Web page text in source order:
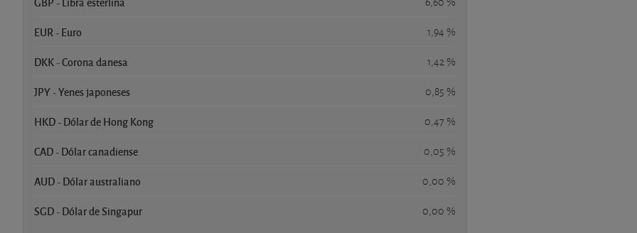
EUR - Euro 1,94 %
DKK - Corona danesa 1,42 %
JPY - Yenes japoneses 0,85 %
HKD - Dólar de Hong Kong 0,47 %
CAD - Dólar canadiense 0,05 %
AUD - Dólar australiano 0,00 %
SGD - Dólar de Singapur 0,00 %